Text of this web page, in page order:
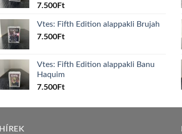
7.500Ft
Vtes: Fifth Edition alappakli Brujah
7.500Ft
Vtes: Fifth Edition alappakli Banu
Haquim
7.500Ft
HÍREK